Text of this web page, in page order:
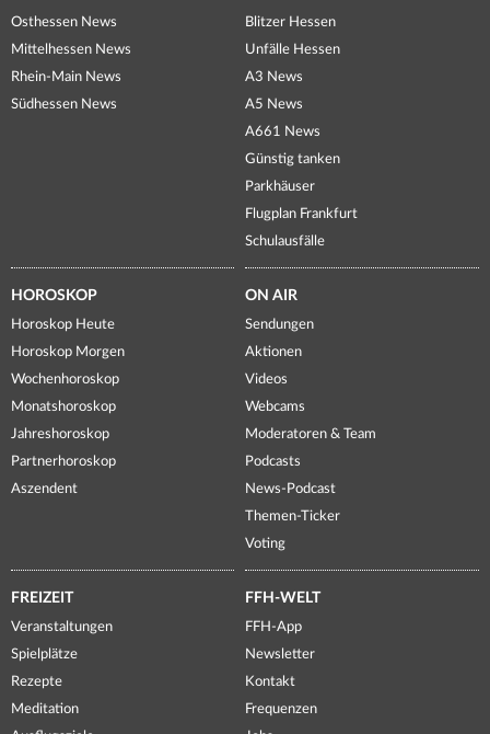
Osthessen News
Mittelhessen News
Rhein-Main News
Südhessen News
Blitzer Hessen
Unfälle Hessen
A3 News
A5 News
A661 News
Günstig tanken
Parkhäuser
Flugplan Frankfurt
Schulausfälle
HOROSKOP
Horoskop Heute
Horoskop Morgen
Wochenhoroskop
Monatshoroskop
Jahreshoroskop
Partnerhoroskop
Aszendent
ON AIR
Sendungen
Aktionen
Videos
Webcams
Moderatoren & Team
Podcasts
News-Podcast
Themen-Ticker
Voting
FREIZEIT
Veranstaltungen
Spielplätze
Rezepte
Meditation
FFH-WELT
FFH-App
Newsletter
Kontakt
Frequenzen